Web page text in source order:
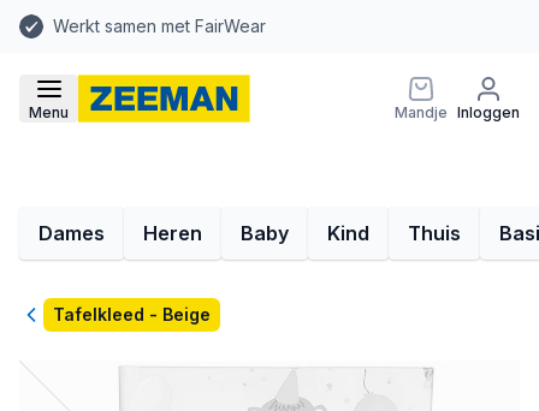
Werkt samen met FairWear
Menu Mandje Inloggen
Dames Heren Baby Kind Thuis
TerugTafelkleed - Beige